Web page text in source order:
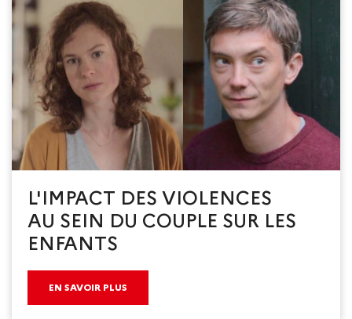
L'IMPACT DES VIOLENCES
AU SEIN DU COUPLE SUR LES
ENFANTS
EN SAVOIR PLUS